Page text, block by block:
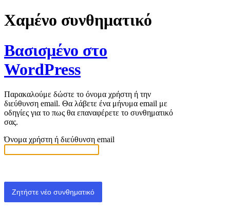
Χαμένο συνθηματικό
Βασισμένο στο
WordPress
Παρακαλούμε δώστε το όνομα χρήστη ή την
διεύθυνση email. Θα λάβετε ένα μήνυμα email με
οδηγίες για το πως θα επαναφέρετε το συνθηματικό
σας.
Όνομα χρήστη ή διεύθυνση email